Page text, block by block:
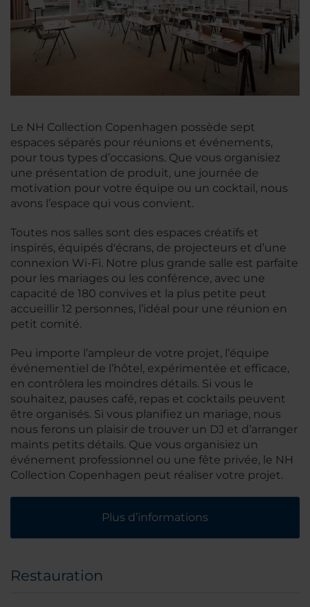
Le NH Collection Copenhagen possède sept
espaces séparés pour réunions et événements,
pour tous types d’occasions. Que vous organisiez
une présentation de produit, une journée de
motivation pour votre équipe ou un cocktail, nous
avons l’espace qui vous convient.
Toutes nos salles sont des espaces créatifs et
inspirés, équipés d'écrans, de projecteurs et d’une
connexion Wi-Fi. Notre plus grande salle est parfaite
pour les mariages ou les conférence, avec une
capacité de 180 convives et la plus petite peut
accueillir 12 personnes, l’idéal pour une réunion en
petit comité.
Peu importe l’ampleur de votre projet, l’équipe
événementiel de l’hôtel, expérimentée et efficace,
en contrôlera les moindres détails. Si vous le
souhaitez, pauses café, repas et cocktails peuvent
être organisés. Si vous planifiez un mariage, nous
nous ferons un plaisir de trouver un DJ et d’arranger
maints petits détails. Que vous organisiez un
événement professionnel ou une fête privée, le NH
Collection Copenhagen peut réaliser votre projet.
Plus d’informations
Restauration